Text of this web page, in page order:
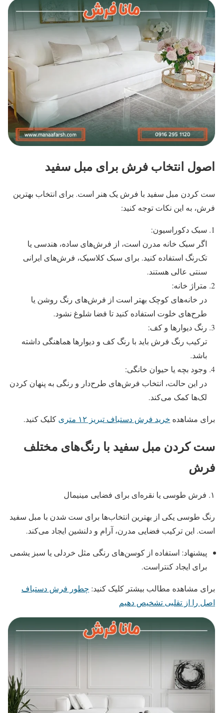
اصول انتخاب فرش برای مبل سفید
ست کردن مبل سفید با فرش یک هنر است. برای انتخاب بهترین
فرش، به این نکات توجه کنید:
سبک دکوراسیون:
اگر سبک خانه مدرن است، از فرش‌های ساده، هندسی یا
تک‌رنگ استفاده کنید. برای سبک کلاسیک، فرش‌های ایرانی
سنتی عالی هستند.
متراژ خانه:
در خانه‌های کوچک بهتر است از فرش‌های رنگ روشن یا
طرح‌های خلوت استفاده کنید تا فضا شلوغ نشود.
رنگ دیوارها و کف:
ترکیب رنگ فرش باید با رنگ کف و دیوارها هماهنگی داشته
باشد.
وجود بچه یا حیوان خانگی:
در این حالت، انتخاب فرش‌های طرح‌دار و رنگی به پنهان کردن
لک‌ها کمک می‌کند.
برای مشاهده خرید فرش دستباف تبریز ۱۲ متری کلیک کنید.
ست کردن مبل سفید با رنگ‌های مختلف
فرش
۱. فرش طوسی یا نقره‌ای برای فضایی مینیمال
رنگ طوسی یکی از بهترین انتخاب‌ها برای ست شدن با مبل سفید
است. این ترکیب فضایی مدرن، آرام و دلنشین ایجاد می‌کند.
پیشنهاد: استفاده از کوسن‌های رنگی مثل خردلی یا سبز یشمی
برای ایجاد کنتراست.
برای مشاهده مطالب بیشتر کلیک کنید: چطور فرش دستباف
اصل را از تقلبی تشخیص دهیم